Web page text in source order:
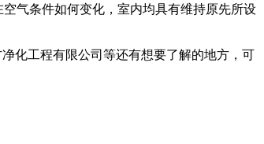
气条件如何变化，室内均具有维持原先所设
化工程有限公司等还有想要了解的地方，可